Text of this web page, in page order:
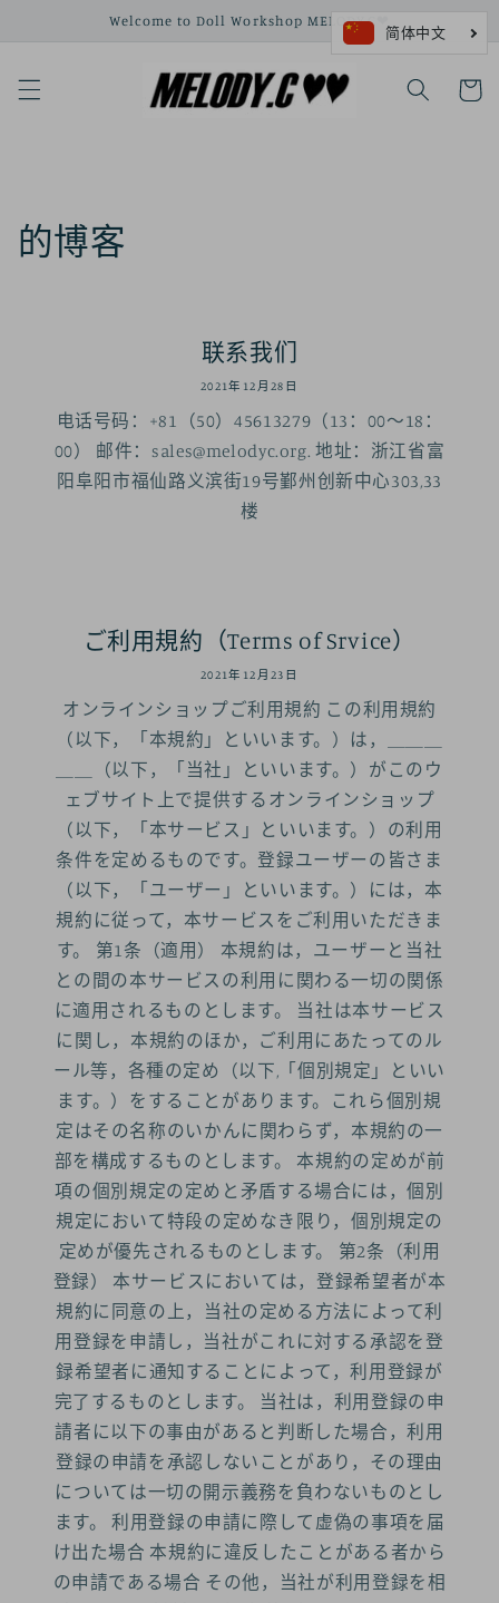
Welcome to Doll Workshop MELODY.C❤
物
的博客
联系我们
2021年12月28日
电话号码：+81（50）45613279（13：00〜18：
00） 邮件：sales@melodyc.org. 地址：浙江省富
阳阜阳市福仙路义滨街19号鄞州创新中心303,33
楼
ご利用規約（Terms of Srvice）
2021年12月23日
オンラインショップご利用規約 この利用規約
（以下，「本規約」といいます。）は，＿＿＿
＿＿（以下，「当社」といいます。）がこのウ
ェブサイト上で提供するオンラインショップ
（以下，「本サービス」といいます。）の利用
条件を定めるものです。登録ユーザーの皆さま
（以下，「ユーザー」といいます。）には，本
規約に従って，本サービスをご利用いただきま
す。 第1条（適用） 本規約は，ユーザーと当社
との間の本サービスの利用に関わる一切の関係
に適用されるものとします。 当社は本サービス
に関し，本規約のほか，ご利用にあたってのル
ール等，各種の定め（以下,「個別規定」といい
ます。）をすることがあります。これら個別規
定はその名称のいかんに関わらず，本規約の一
部を構成するものとします。 本規約の定めが前
項の個別規定の定めと矛盾する場合には，個別
規定において特段の定めなき限り，個別規定の
定めが優先されるものとします。 第2条（利用
登録） 本サービスにおいては，登録希望者が本
規約に同意の上，当社の定める方法によって利
用登録を申請し，当社がこれに対する承認を登
録希望者に通知することによって，利用登録が
完了するものとします。 当社は，利用登録の申
請者に以下の事由があると判断した場合，利用
登録の申請を承認しないことがあり，その理由
については一切の開示義務を負わないものとし
ます。 利用登録の申請に際して虚偽の事項を届
け出た場合 本規約に違反したことがある者から
の申請である場合 その他，当社が利用登録を相